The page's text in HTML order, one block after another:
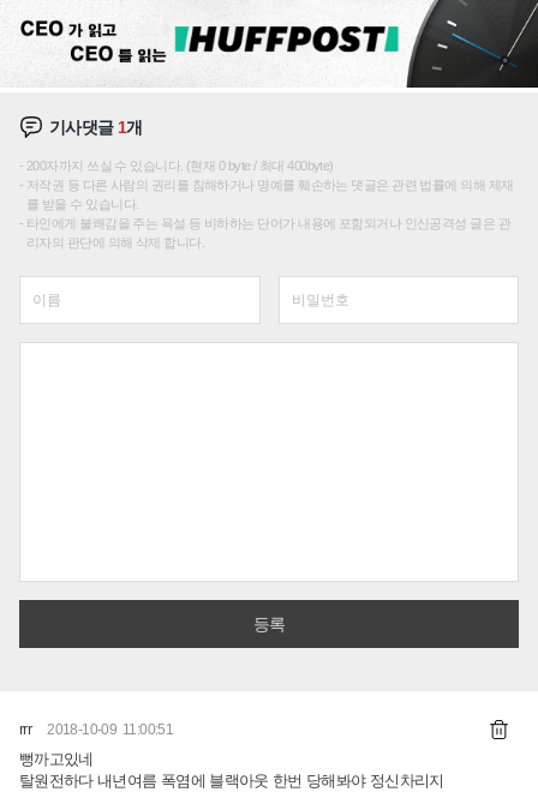
기사댓글 1개
200자까지 쓰실 수 있습니다. (현재 0 byte / 최대 400byte)
저작권 등 다른 사람의 권리를 침해하거나 명예를 훼손하는 댓글은 관련 법률에 의해 제재
를 받을 수 있습니다.
타인에게 불쾌감을 주는 욕설 등 비하하는 단어가 내용에 포함되거나 인신공격성 글은 관
리자의 판단에 의해 삭제 합니다.
rrr 2018-10-09 11:00:51
뻥까고있네
탈원전하다 내년여름 폭염에 블랙아웃 한번 당해봐야 정신차리지